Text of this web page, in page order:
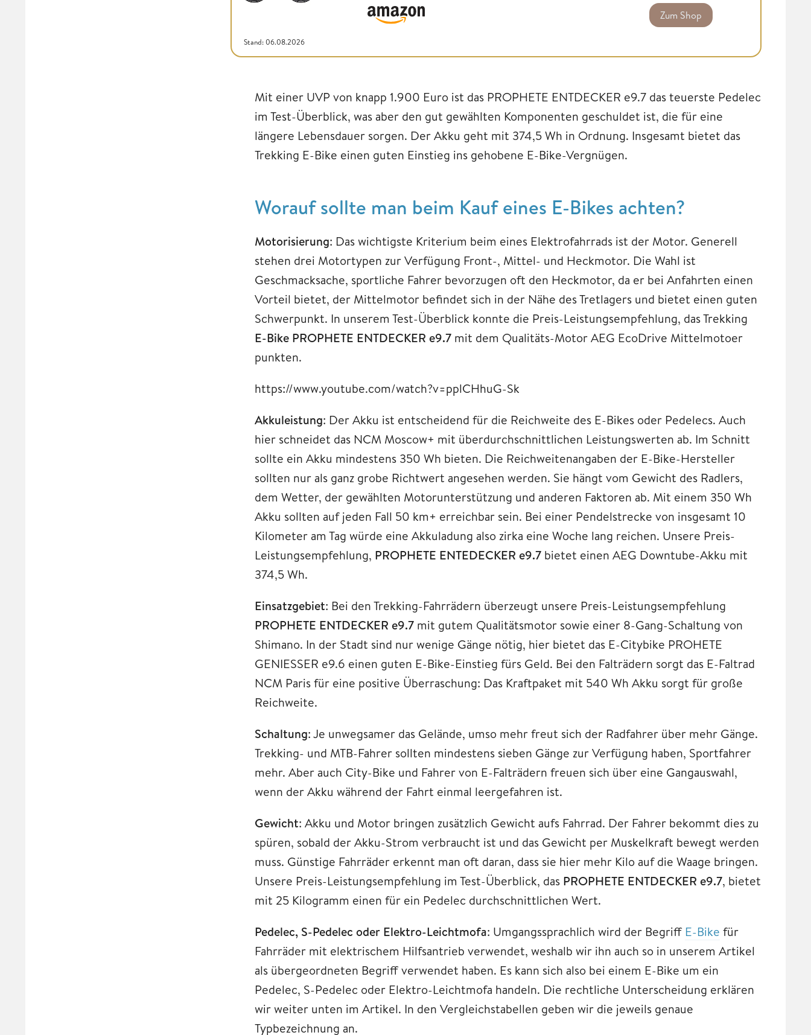
Stand: 06.08.2026
Zum Shop
Mit einer UVP von knapp 1.900 Euro ist das PROPHETE ENTDECKER e9.7 das teuerste Pedelec
im Test-Überblick, was aber den gut gewählten Komponenten geschuldet ist, die für eine
längere Lebensdauer sorgen. Der Akku geht mit 374,5 Wh in Ordnung. Insgesamt bietet das
Trekking E-Bike einen guten Einstieg ins gehobene E-Bike-Vergnügen.
Worauf sollte man beim Kauf eines E-Bikes achten?
Motorisierung: Das wichtigste Kriterium beim eines Elektrofahrrads ist der Motor. Generell
stehen drei Motortypen zur Verfügung Front-, Mittel- und Heckmotor. Die Wahl ist
Geschmacksache, sportliche Fahrer bevorzugen oft den Heckmotor, da er bei Anfahrten einen
Vorteil bietet, der Mittelmotor befindet sich in der Nähe des Tretlagers und bietet einen guten
Schwerpunkt. In unserem Test-Überblick konnte die Preis-Leistungsempfehlung, das Trekking
E-Bike PROPHETE ENTDECKER e9.7 mit dem Qualitäts-Motor AEG EcoDrive Mittelmotoer
punkten.
https://www.youtube.com/watch?v=pplCHhuG-Sk
Akkuleistung: Der Akku ist entscheidend für die Reichweite des E-Bikes oder Pedelecs. Auch
hier schneidet das NCM Moscow+ mit überdurchschnittlichen Leistungswerten ab. Im Schnitt
sollte ein Akku mindestens 350 Wh bieten. Die Reichweitenangaben der E-Bike-Hersteller
sollten nur als ganz grobe Richtwert angesehen werden. Sie hängt vom Gewicht des Radlers,
dem Wetter, der gewählten Motorunterstützung und anderen Faktoren ab. Mit einem 350 Wh
Akku sollten auf jeden Fall 50 km+ erreichbar sein. Bei einer Pendelstrecke von insgesamt 10
Kilometer am Tag würde eine Akkuladung also zirka eine Woche lang reichen. Unsere Preis-
Leistungsempfehlung, PROPHETE ENTEDECKER e9.7 bietet einen AEG Downtube-Akku mit
374,5 Wh.
Einsatzgebiet: Bei den Trekking-Fahrrädern überzeugt unsere Preis-Leistungsempfehlung
PROPHETE ENTDECKER e9.7 mit gutem Qualitätsmotor sowie einer 8-Gang-Schaltung von
Shimano. In der Stadt sind nur wenige Gänge nötig, hier bietet das E-Citybike PROHETE
GENIESSER e9.6 einen guten E-Bike-Einstieg fürs Geld. Bei den Falträdern sorgt das E-Faltrad
NCM Paris für eine positive Überraschung: Das Kraftpaket mit 540 Wh Akku sorgt für große
Reichweite.
Schaltung: Je unwegsamer das Gelände, umso mehr freut sich der Radfahrer über mehr Gänge.
Trekking- und MTB-Fahrer sollten mindestens sieben Gänge zur Verfügung haben, Sportfahrer
mehr. Aber auch City-Bike und Fahrer von E-Falträdern freuen sich über eine Gangauswahl,
wenn der Akku während der Fahrt einmal leergefahren ist.
Gewicht: Akku und Motor bringen zusätzlich Gewicht aufs Fahrrad. Der Fahrer bekommt dies zu
spüren, sobald der Akku-Strom verbraucht ist und das Gewicht per Muskelkraft bewegt werden
muss. Günstige Fahrräder erkennt man oft daran, dass sie hier mehr Kilo auf die Waage bringen.
Unsere Preis-Leistungsempfehlung im Test-Überblick, das PROPHETE ENTDECKER e9.7, bietet
mit 25 Kilogramm einen für ein Pedelec durchschnittlichen Wert.
Pedelec, S-Pedelec oder Elektro-Leichtmofa: Umgangssprachlich wird der Begriff E-Bike für
Fahrräder mit elektrischem Hilfsantrieb verwendet, weshalb wir ihn auch so in unserem Artikel
als übergeordneten Begriff verwendet haben. Es kann sich also bei einem E-Bike um ein
Pedelec, S-Pedelec oder Elektro-Leichtmofa handeln. Die rechtliche Unterscheidung erklären
wir weiter unten im Artikel. In den Vergleichstabellen geben wir die jeweils genaue
Typbezeichnung an.